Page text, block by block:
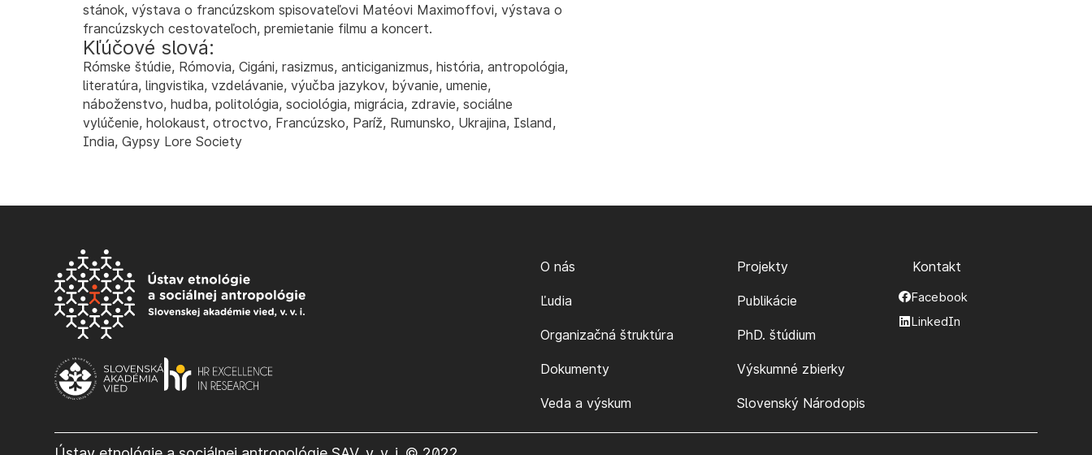
stánok, výstava o francúzskom spisovateľovi Matéovi Maximoffovi, výstava o
francúzskych cestovateľoch, premietanie filmu a koncert.
Kľúčové slová:
Rómske štúdie, Rómovia, Cigáni, rasizmus, anticiganizmus, história, antropológia,
literatúra, lingvistika, vzdelávanie, výučba jazykov, bývanie, umenie,
náboženstvo, hudba, politológia, sociológia, migrácia, zdravie, sociálne
vylúčenie, holokaust, otroctvo, Francúzsko, Paríž, Rumunsko, Ukrajina, Island,
India, Gypsy Lore Society
O nás
Ľudia
Organizačná štruktúra
Dokumenty
Veda a výskum
Projekty
Publikácie
PhD. štúdium
Výskumné zbierky
Slovenský Národopis
Kontakt
Facebook
LinkedIn